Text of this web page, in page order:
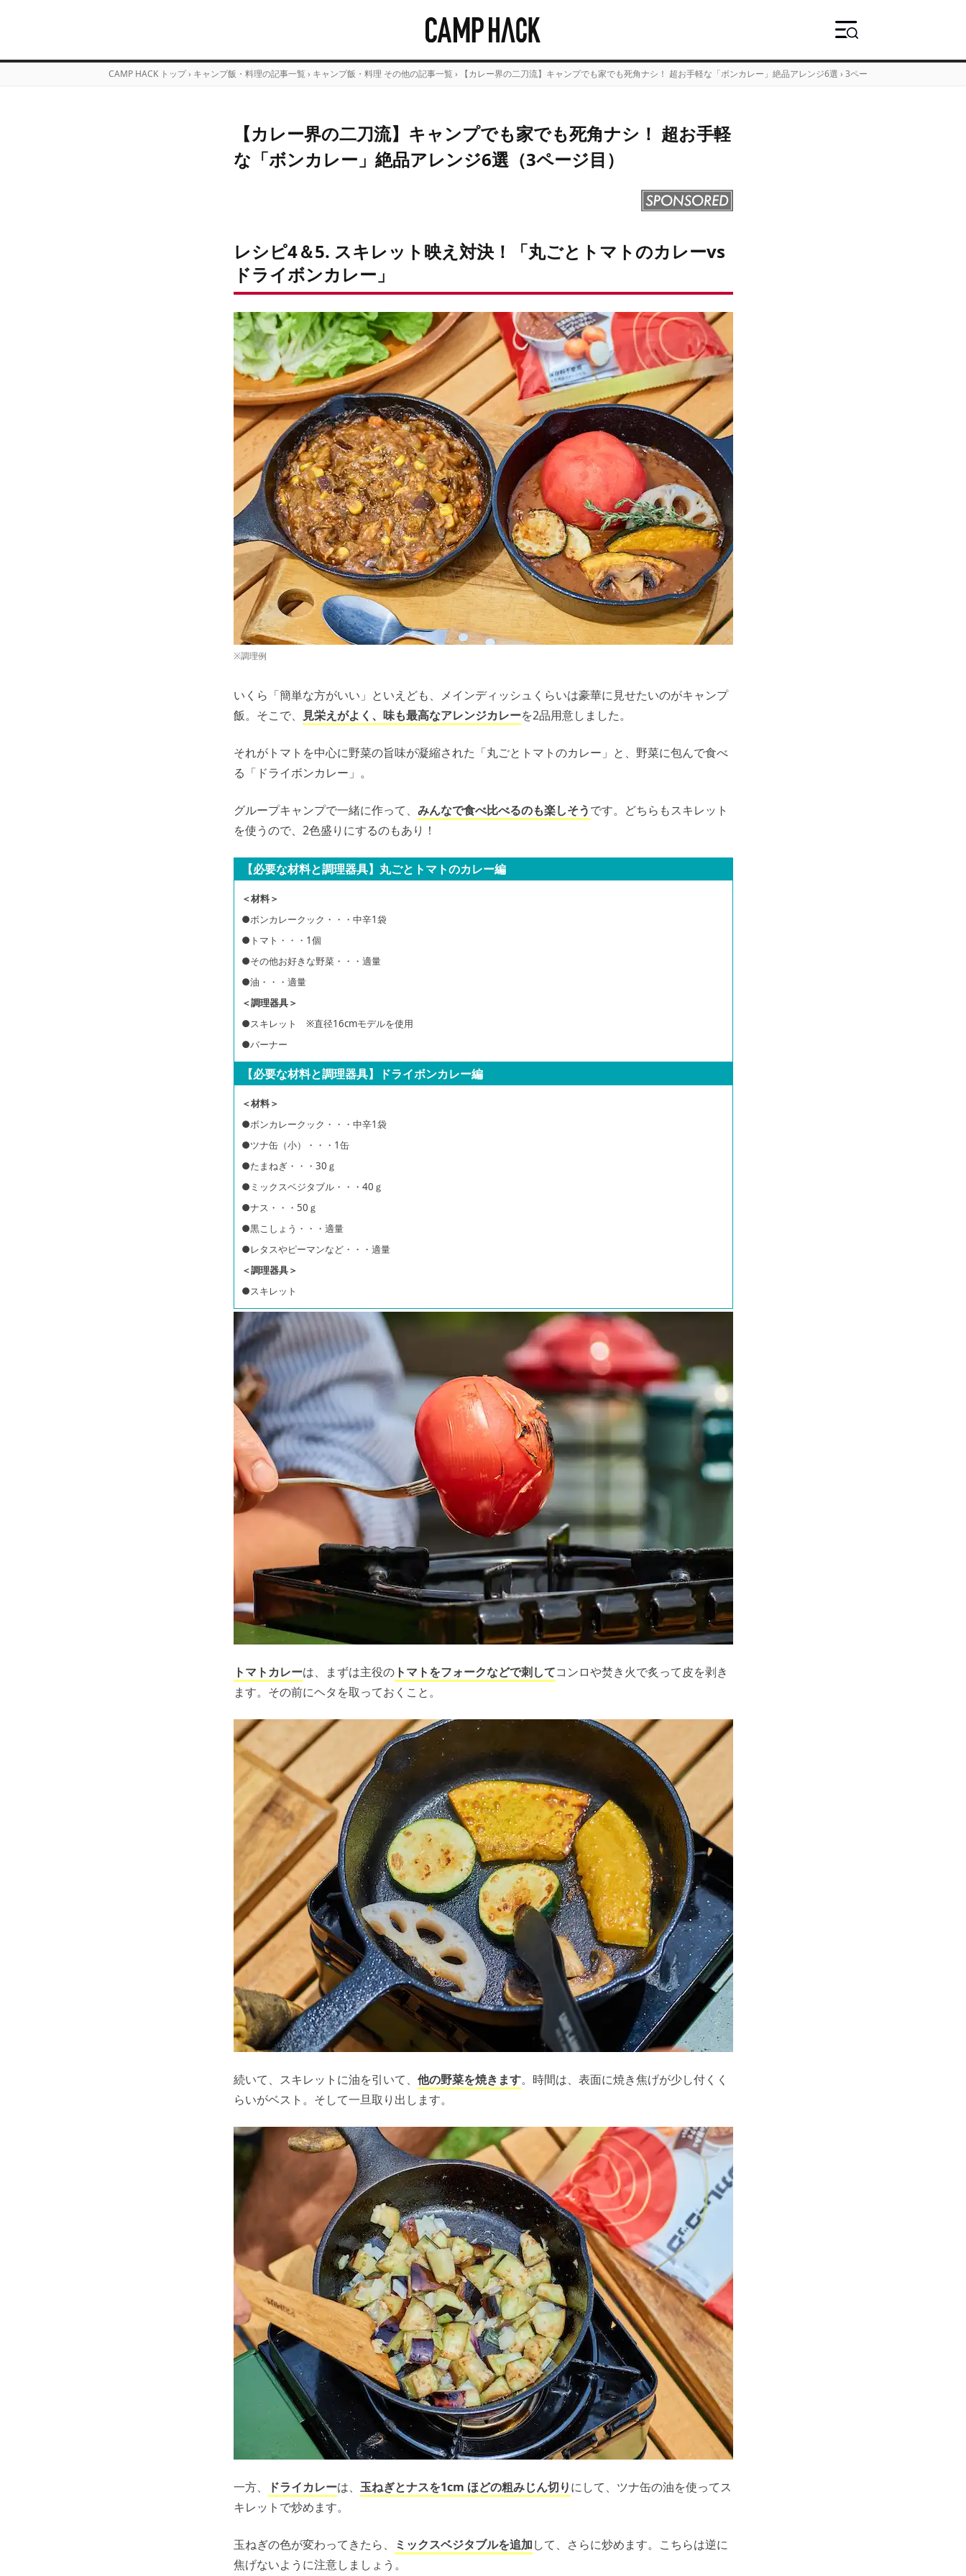
CAMP HACK トップ › キャンプ飯・料理の記事一覧 › キャンプ飯・料理 その他の記事一覧 › 【カレー界の二刀流】キャンプでも家でも死角ナシ！ 超お手軽な「ボンカレー」絶品アレンジ6選 › 3ページ目
【カレー界の二刀流】キャンプでも家でも死角ナシ！ 超お手軽
な「ボンカレー」絶品アレンジ6選（3ページ目）
レシピ4＆5. スキレット映え対決！「丸ごとトマトのカレーvs
ドライボンカレー」
※調理例
いくら「簡単な方がいい」といえども、メインディッシュくらいは豪華に見せたいのがキャンプ
飯。そこで、
見栄えがよく、味も最高なアレンジカレーを2品用意しました。
それがトマトを中心に野菜の旨味が凝縮された「丸ごとトマトのカレー」と、野菜に包んで食べ
る「ドライボンカレー」。
グループキャンプで一緒に作って、 みんなで食べ比べるのも楽しそうです。どちらもスキレット
を使うので、2色盛りにするのもあり！
【必要な材料と調理器具】丸ごとトマトのカレー編
＜材料＞
●ボンカレークック・・・中辛1袋
●トマト・・・1個
●その他お好きな野菜・・・適量
●油・・・適量
＜調理器具＞
●スキレット ※直径16cmモデルを使用
●バーナー
【必要な材料と調理器具】ドライボンカレー編
＜材料＞
●ボンカレークック・・・中辛1袋
●ツナ缶（小）・・・1缶
●たまねぎ・・・30ｇ
●ミックスベジタブル・・・40ｇ
●ナス・・・50ｇ
●黒こしょう・・・適量
●レタスやピーマンなど・・・適量
＜調理器具＞
●スキレット
トマトカレーは、まずは主役のトマトをフォークなどで刺してコンロや焚き火で炙って皮を剥き
ます。その前にヘタを取っておくこと。
続いて、スキレットに油を引いて、 他の野菜を焼きます。時間は、表面に焼き焦げが少し付くく
らいがベスト。そして一旦取り出します。
一方、 ドライカレーは、 玉ねぎとナスを1cm ほどの粗みじん切りにして、ツナ缶の油を使ってス
キレットで炒めます。
玉ねぎの色が変わってきたら、 ミックスベジタブルを追加して、さらに炒めます。こちらは逆に
焦げないように注意しましょう。